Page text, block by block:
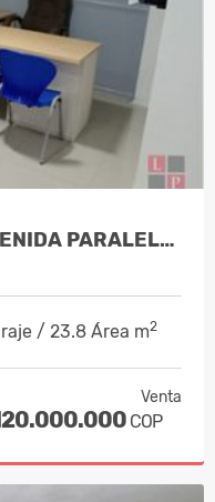
VENTA CONSULTORIO AVENIDA PARALELA MA…
/ 23.8 Área m2
Venta
COP